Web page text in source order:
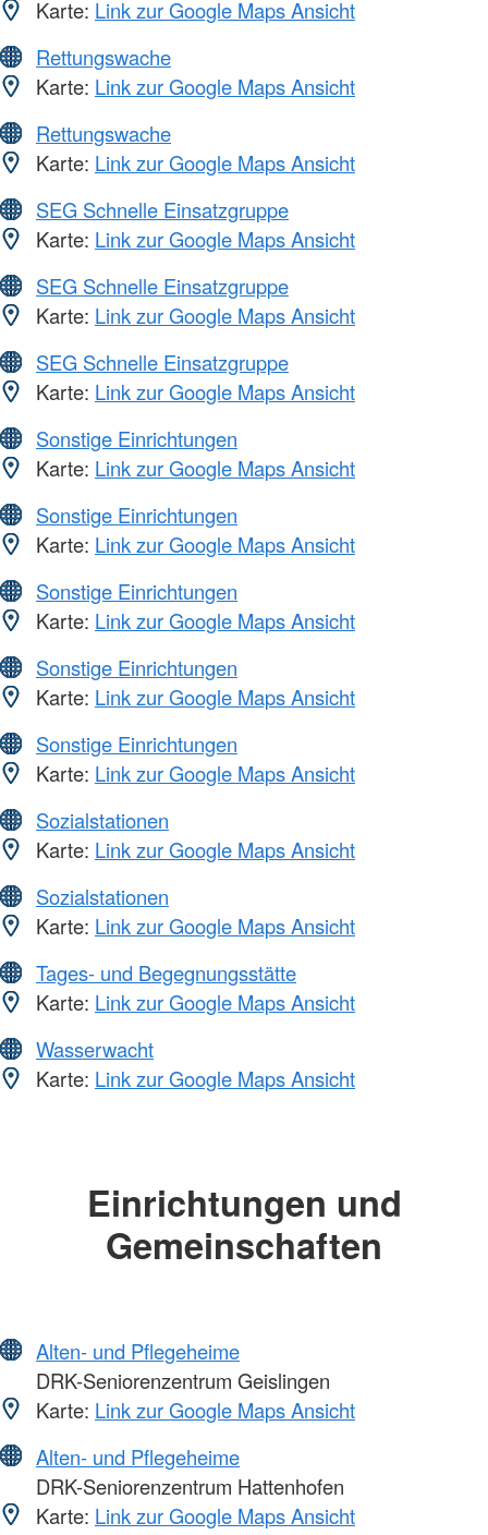
Karte: Link zur Google Maps Ansicht
Rettungswache
Karte: Link zur Google Maps Ansicht
Rettungswache
Karte: Link zur Google Maps Ansicht
SEG Schnelle Einsatzgruppe
Karte: Link zur Google Maps Ansicht
SEG Schnelle Einsatzgruppe
Karte: Link zur Google Maps Ansicht
SEG Schnelle Einsatzgruppe
Karte: Link zur Google Maps Ansicht
Sonstige Einrichtungen
Karte: Link zur Google Maps Ansicht
Sonstige Einrichtungen
Karte: Link zur Google Maps Ansicht
Sonstige Einrichtungen
Karte: Link zur Google Maps Ansicht
Sonstige Einrichtungen
Karte: Link zur Google Maps Ansicht
Sonstige Einrichtungen
Karte: Link zur Google Maps Ansicht
Sozialstationen
Karte: Link zur Google Maps Ansicht
Sozialstationen
Karte: Link zur Google Maps Ansicht
Tages- und Begegnungsstätte
Karte: Link zur Google Maps Ansicht
Wasserwacht
Karte: Link zur Google Maps Ansicht
Einrichtungen und
Gemeinschaften
Alten- und Pflegeheime
DRK-Seniorenzentrum Geislingen
Karte: Link zur Google Maps Ansicht
Alten- und Pflegeheime
DRK-Seniorenzentrum Hattenhofen
Karte: Link zur Google Maps Ansicht